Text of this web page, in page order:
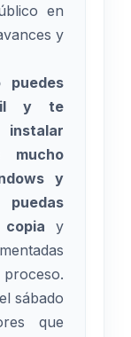
en
y
puedes
y te
mucho
y
y
sábado
que